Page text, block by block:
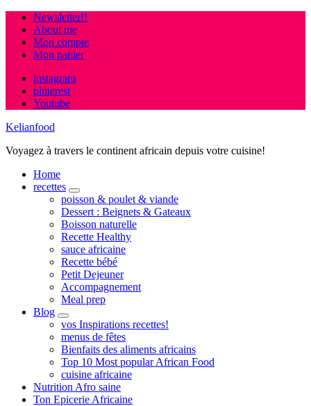
Newsletter!!
About me
Mon compte
Mon panier
instagram
pinterest
Youtube
Kelianfood
Voyagez à travers le continent africain depuis votre cuisine!
Home
recettes
expand
child
menu
poisson & poulet & viande
Dessert : Beignets & Gateaux
Boisson naturelle
Recette Healthy
sauce africaine
Recette bébé
Petit Dejeuner
Accompagnement
Meal prep
Blog
expand
child
menu
vos Inspirations recettes!
menus de fêtes
Bienfaits des aliments africains
Top 10 Most popular African Food
cuisine africaine
Nutrition Afro saine
Ton Epicerie Africaine